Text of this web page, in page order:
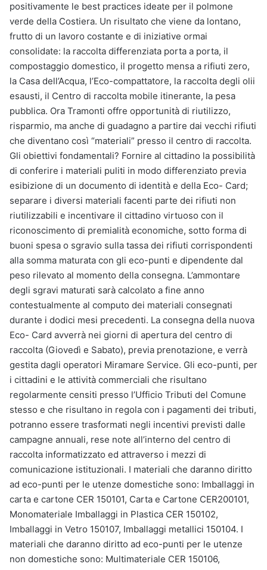
positivamente le best practices ideate per il polmone
verde della Costiera. Un risultato che viene da lontano,
frutto di un lavoro costante e di iniziative ormai
consolidate: la raccolta differenziata porta a porta, il
compostaggio domestico, il progetto mensa a rifiuti zero,
la Casa dell’Acqua, l’Eco-compattatore, la raccolta degli olii
esausti, il Centro di raccolta mobile itinerante, la pesa
pubblica. Ora Tramonti offre opportunità di riutilizzo,
risparmio, ma anche di guadagno a partire dai vecchi rifiuti
che diventano così “materiali” presso il centro di raccolta.
Gli obiettivi fondamentali? Fornire al cittadino la possibilità
di conferire i materiali puliti in modo differenziato previa
esibizione di un documento di identità e della Eco- Card;
separare i diversi materiali facenti parte dei rifiuti non
riutilizzabili e incentivare il cittadino virtuoso con il
riconoscimento di premialità economiche, sotto forma di
buoni spesa o sgravio sulla tassa dei rifiuti corrispondenti
alla somma maturata con gli eco-punti e dipendente dal
peso rilevato al momento della consegna. L’ammontare
degli sgravi maturati sarà calcolato a fine anno
contestualmente al computo dei materiali consegnati
durante i dodici mesi precedenti. La consegna della nuova
Eco- Card avverrà nei giorni di apertura del centro di
raccolta (Giovedì e Sabato), previa prenotazione, e verrà
gestita dagli operatori Miramare Service. Gli eco-punti, per
i cittadini e le attività commerciali che risultano
regolarmente censiti presso l’Ufficio Tributi del Comune
stesso e che risultano in regola con i pagamenti dei tributi,
potranno essere trasformati negli incentivi previsti dalle
campagne annuali, rese note all’interno del centro di
raccolta informatizzato ed attraverso i mezzi di
comunicazione istituzionali. I materiali che daranno diritto
ad eco-punti per le utenze domestiche sono: Imballaggi in
carta e cartone CER 150101, Carta e Cartone CER200101,
Monomateriale Imballaggi in Plastica CER 150102,
Imballaggi in Vetro 150107, Imballaggi metallici 150104. I
materiali che daranno diritto ad eco-punti per le utenze
non domestiche sono: Multimateriale CER 150106,